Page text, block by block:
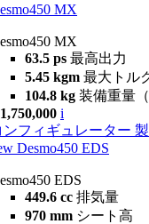
MX
MX
63.5 ps 最高出力
5.45 kgm 最大トル
104.8 kg 装備重量
i
ンフィギュレーター
Desmo450 EDS
EDS
449.6 cc 排気量
970 mm シート高